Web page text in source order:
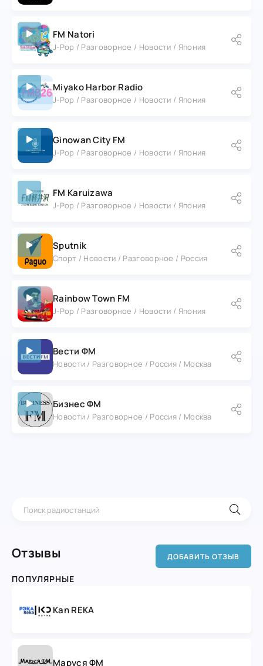
FM Natori
J-Pop / Разговорное / Новости / Япония
Miyako Harbor Radio
J-Pop / Разговорное / Новости / Япония
Ginowan City FM
J-Pop / Разговорное / Новости / Япония
FM Karuizawa
J-Pop / Разговорное / Новости / Япония
Sputnik
Спорт / Новости / Разговорное / Россия
Rainbow Town FM
J-Pop / Разговорное / Новости / Япония
Вести ФМ
Новости / Разговорное / Россия / Москва
Бизнес ФМ
Новости / Разговорное / Россия / Москва
Отзывы ДОБАВИТЬ ОТЗЫВ
ПОПУЛЯРНЫЕ
Kan REKA
Маруся ФМ